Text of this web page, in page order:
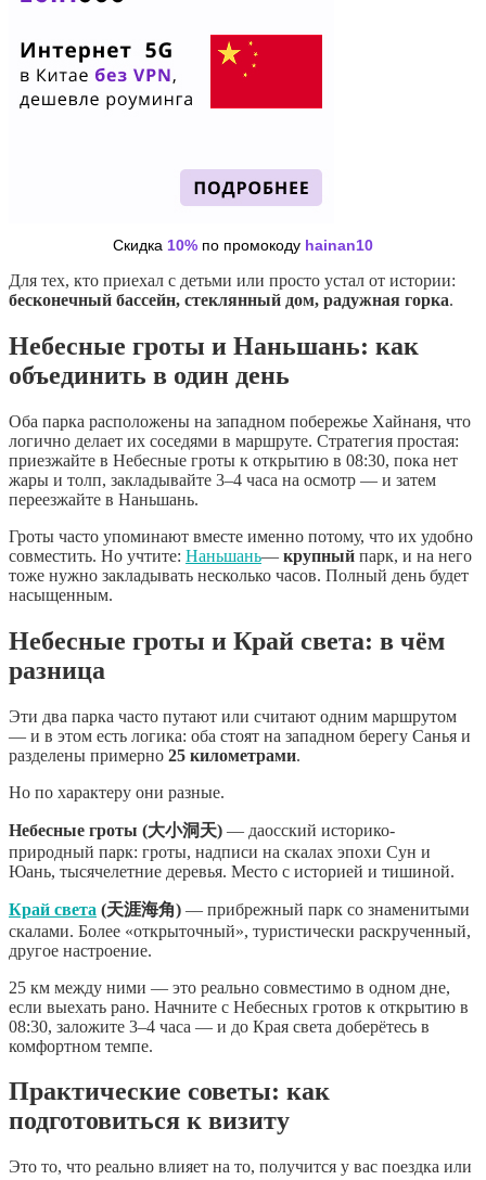
Скидка 10% по промокоду hainan10
Для тех, кто приехал с детьми или просто устал от истории:
бесконечный бассейн, стеклянный дом, радужная горка.
Небесные гроты и Наньшань: как
объединить в один день
Оба парка расположены на западном побережье Хайнаня, что
логично делает их соседями в маршруте. Стратегия простая:
приезжайте в Небесные гроты к открытию в 08:30, пока нет
жары и толп, закладывайте 3–4 часа на осмотр — и затем
переезжайте в Наньшань.
Гроты часто упоминают вместе именно потому, что их удобно
совместить. Но учтите: Наньшань— крупный парк, и на него
тоже нужно закладывать несколько часов. Полный день будет
насыщенным.
Небесные гроты и Край света: в чём
разница
Эти два парка часто путают или считают одним маршрутом
— и в этом есть логика: оба стоят на западном берегу Санья и
разделены примерно 25 километрами.
Но по характеру они разные.
Небесные гроты (大小洞天) — даосский историко-
природный парк: гроты, надписи на скалах эпохи Сун и
Юань, тысячелетние деревья. Место с историей и тишиной.
Край света (天涯海角) — прибрежный парк со знаменитыми
скалами. Более «открыточный», туристически раскрученный,
другое настроение.
25 км между ними — это реально совместимо в одном дне,
если выехать рано. Начните с Небесных гротов к открытию в
08:30, заложите 3–4 часа — и до Края света доберётесь в
комфортном темпе.
Практические советы: как
подготовиться к визиту
Это то, что реально влияет на то, получится у вас поездка или